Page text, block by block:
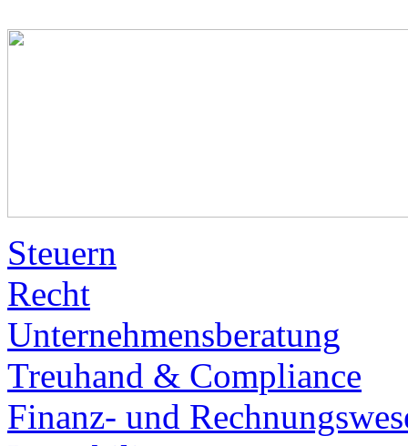
Steuern
Recht
Unternehmensberatung
Treuhand & Compliance
Finanz- und